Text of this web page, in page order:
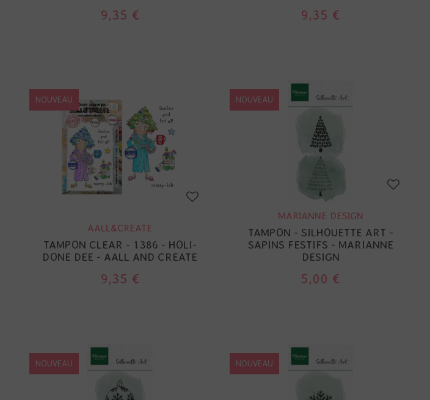
9,35 € 9,35 €
NOUVEAU
AALL&CREATE
TAMPON CLEAR - 1386 - HOLI-
DONE DEE - AALL AND CREATE
9,35 €
NOUVEAU
MARIANNE DESIGN
TAMPON - SILHOUETTE ART -
SAPINS FESTIFS - MARIANNE
DESIGN
5,00 €
NOUVEAU NOUVEAU